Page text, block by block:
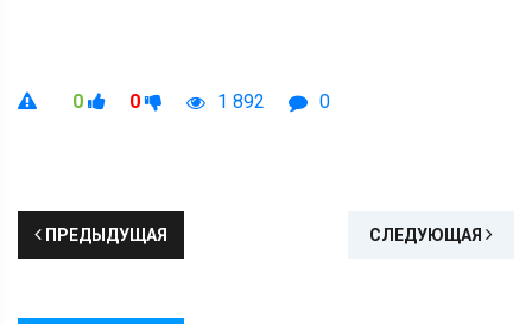
0 0 1 892 0
ПРЕДЫДУЩАЯ СЛЕДУЮЩАЯ